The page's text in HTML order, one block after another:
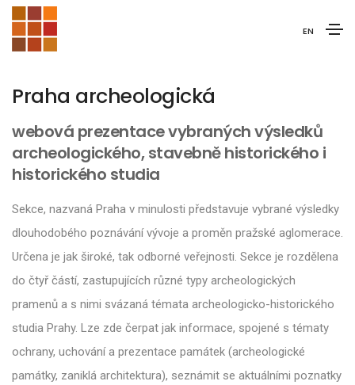
EN
Praha archeologická
webová prezentace vybraných výsledků
archeologického, stavebně historického i
historického studia
Sekce, nazvaná Praha v minulosti představuje vybrané výsledky
dlouhodobého poznávání vývoje a proměn pražské aglomerace.
Určena je jak široké, tak odborné veřejnosti. Sekce je rozdělena
do čtyř částí, zastupujících různé typy archeologických
pramenů a s nimi svázaná témata archeologicko-historického
studia Prahy. Lze zde čerpat jak informace, spojené s tématy
ochrany, uchování a prezentace památek (archeologické
památky, zaniklá architektura), seznámit se aktuálními poznatky